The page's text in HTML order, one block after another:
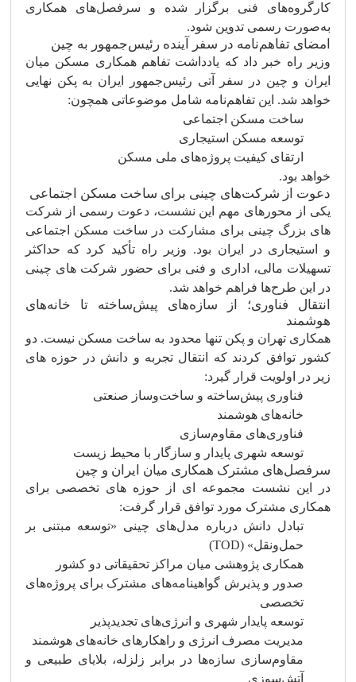
کارگروه‌های فنی برگزار شده و سرفصل‌های همکاری
به‌صورت رسمی تدوین شود.
امضای تفاهم‌نامه در سفر آینده رئیس‌جمهور به چین
وزیر راه خبر داد که یادداشت تفاهم همکاری مسکن میان
ایران و چین در سفر آتی رئیس‌جمهور ایران به پکن نهایی
خواهد شد. این تفاهم‌نامه شامل موضوعاتی همچون:
ساخت مسکن اجتماعی
توسعه مسکن استیجاری
ارتقای کیفیت پروژه‌های ملی مسکن
خواهد بود.
دعوت از شرکت‌های چینی برای ساخت مسکن اجتماعی
یکی از محورهای مهم این نشست، دعوت رسمی از شرکت‌
های بزرگ چینی برای مشارکت در ساخت مسکن اجتماعی
و استیجاری در ایران بود. وزیر راه تأکید کرد که حداکثر
تسهیلات مالی، اداری و فنی برای حضور شرکت‌ های چینی
در این طرح‌ها فراهم خواهد شد.
انتقال فناوری؛ از سازه‌های پیش‌ساخته تا خانه‌های
هوشمند
همکاری تهران و پکن تنها محدود به ساخت مسکن نیست. دو
کشور توافق کردند که انتقال تجربه و دانش در حوزه‌ های
زیر در اولویت قرار گیرد:
فناوری پیش‌ساخته و ساخت‌وساز صنعتی
خانه‌های هوشمند
فناوری‌های مقاوم‌سازی
توسعه شهری پایدار و سازگار با محیط زیست
سرفصل‌های مشترک همکاری میان ایران و چین
در این نشست مجموعه‌ ای از حوزه‌ های تخصصی برای
همکاری مشترک مورد توافق قرار گرفت:
تبادل دانش درباره مدل‌های چینی «توسعه مبتنی بر
حمل‌ونقل» (TOD)
همکاری پژوهشی میان مراکز تحقیقاتی دو کشور
صدور و پذیرش گواهینامه‌های مشترک برای پروژه‌های
تخصصی
توسعه پایدار شهری و انرژی‌های تجدیدپذیر
مدیریت مصرف انرژی و راهکارهای خانه‌های هوشمند
مقاوم‌سازی سازه‌ها در برابر زلزله، بلایای طبیعی و
آتش‌سوزی